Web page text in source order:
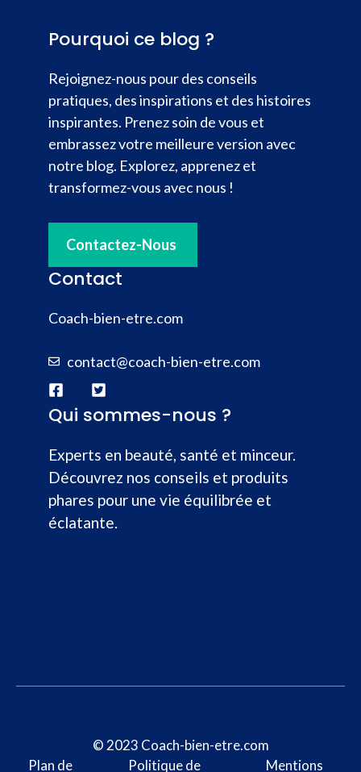
Pourquoi ce blog ?
Rejoignez-nous pour des conseils
pratiques, des inspirations et des histoires
inspirantes. Prenez soin de vous et
embrassez votre meilleure version avec
notre blog. Explorez, apprenez et
transformez-vous avec nous !
Contactez-Nous
Contact
Coach-bien-etre.com
contact@coach-bien-etre.com
Qui sommes-nous ?
Experts en beauté, santé et minceur.
Découvrez nos conseils et produits
phares pour une vie équilibrée et
éclatante.
© 2023 Coach-bien-etre.com
Plan de
Politique de Mentions